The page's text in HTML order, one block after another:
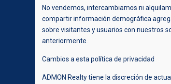
No vendemos, intercambiamos ni
compartir información demográfica
sobre visitantes y usuarios con nuestros
anteriormente.
Cambios a esta política de privacidad
ADMON Realty tiene la discreción de